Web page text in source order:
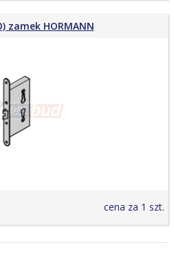
zamek HORMANN
cena za 1 szt.